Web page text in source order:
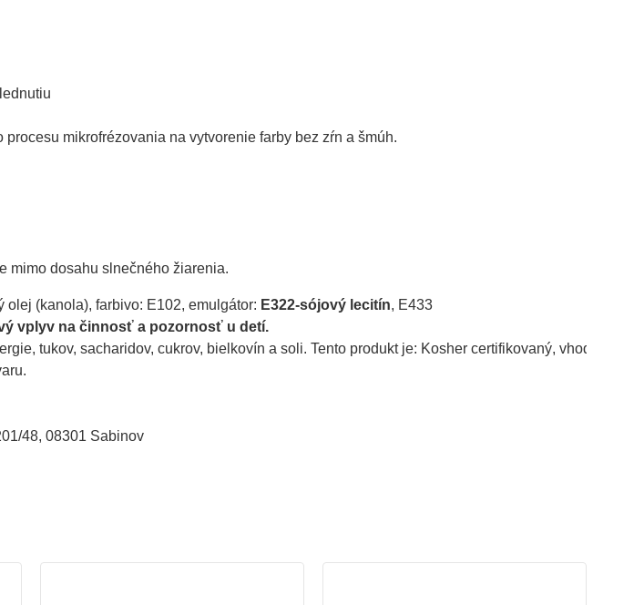
mikrofrézovania na vytvorenie farby bez zŕn a šmúh.
mimo dosahu slnečného žiarenia.
olej (kanola), farbivo: E102, emulgátor: E322-sójový lecitín, E433
vplyv na činnosť a pozornosť u detí.
tukov, sacharidov, cukrov, bielkovín a soli. Tento produkt je: Kosher certifikovaný, vhodný
48, 08301 Sabinov